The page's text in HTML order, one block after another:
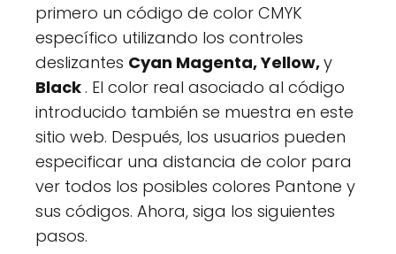
primero un código de color CMYK
específico utilizando los controles
deslizantes Cyan Magenta, Yellow,y
Black. El color real asociado al código
introducido también se muestra en este
sitio web. Después, los usuarios pueden
especificar una distancia de color para
ver todos los posibles colores Pantone y
sus códigos. Ahora, siga los siguientes
pasos.